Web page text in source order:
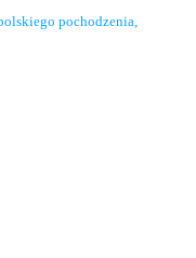
pochodzenia,